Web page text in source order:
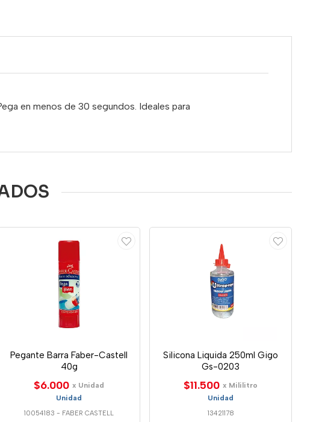
en menos de 30 segundos. Ideales para
Pegante Barra Faber-Castell
40g
$6.000 x Unidad
Unidad
10054183 - FABER CASTELL
Silicona Liquida 250ml Gigo
Gs-0203
$11.500 x Mililitro
Unidad
13421178